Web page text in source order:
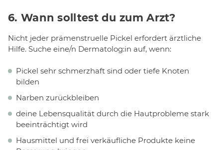
6. Wann solltest du zum Arzt?
Nicht jeder prämenstruelle Pickel erfordert ärztliche
Hilfe. Suche eine/n Dermatolog:in auf, wenn:
Pickel sehr schmerzhaft sind oder tiefe Knoten
bilden
Narben zurückbleiben
deine Lebensqualität durch die Hautprobleme stark
beeinträchtigt wird
Hausmittel und frei verkäufliche Produkte keine